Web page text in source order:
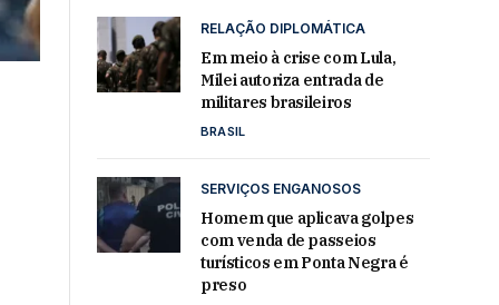
RELAÇÃO DIPLOMÁTICA
Em meio à crise com Lula,
Milei autoriza entrada de
militares brasileiros
BRASIL
SERVIÇOS ENGANOSOS
Homem que aplicava golpes
com venda de passeios
turísticos em Ponta Negra é
preso